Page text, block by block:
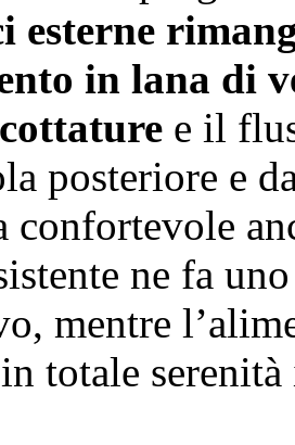
esterne
in lana di
e il
posteriore e
confortevole
ne fa
mentre
totale